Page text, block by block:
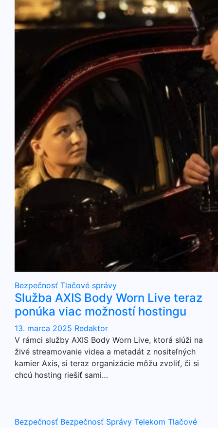
Bezpečnosť Tlačové správy
Služba AXIS Body Worn Live teraz
ponúka viac možností hostingu
13. marca 2025 Redaktor
V rámci služby AXIS Body Worn Live, ktorá slúži na
živé streamovanie videa a metadát z nositeľných
kamier Axis, si teraz organizácie môžu zvoliť, či si
chcú hosting riešiť sami…
Bezpečnosť Bezpečnosť Správy Telekom Tlačové